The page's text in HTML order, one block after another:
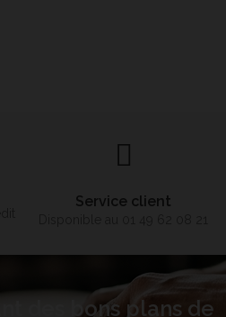
Service client
des bons plans de